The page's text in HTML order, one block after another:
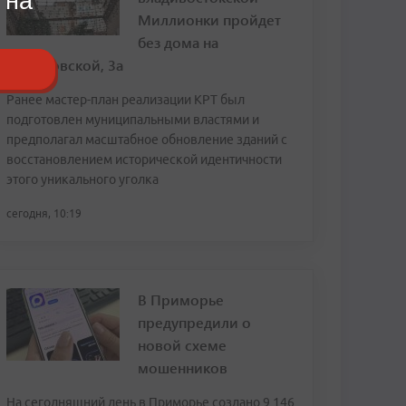
Миллионки пройдет
без дома на
Семеновской, 3а
Ранее мастер-план реализации КРТ был
подготовлен муниципальными властями и
предполагал масштабное обновление зданий с
восстановлением исторической идентичности
этого уникального уголка
сегодня, 10:19
В Приморье
предупредили о
новой схеме
мошенников
На сегодняшний день в Приморье создано 9 146